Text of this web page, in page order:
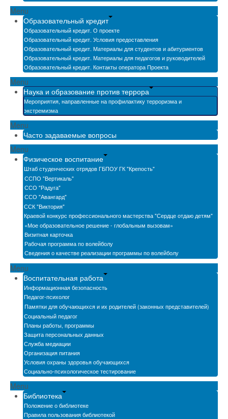
Menu
Образовательный кредит
Образовательный кредит. О проекте
Образовательный кредит. Условия предоставления
Образовательный кредит. Материалы для студентов и абитуриентов
Образовательный кредит. Материалы для педагогов и руководителей
Образовательный кредит. Контакты оператора Проекта
Menu
Наука и образование против террора
Мероприятия, направленные на профилактику терроризма и
экстремизма
Menu
Часто задаваемые вопросы
Menu
Физическое воспитание
Штаб студенческих отрядов ГБПОУ ГК "Крепость"
ССПО "Вертикаль"
ССО "Радуга"
ССО "Авангард"
ССК "Виктория"
Краевой конкурс профессионального мастерства "Сердце отдаю детям"
«Мое образовательное решение - глобальным вызовам»
Визитная карточка
Рабочая программа по волейболу
Сведения о качестве реализации программы по волейболу
Menu
Воспитательная работа
Информационная безопасность
Педагог-психолог
Памятки для обучающихся и их родителей (законных представителей)
Социальный педагог
Планы работы, программы
Защита персональных данных
Служба медиации
Организация питания
Условия охраны здоровья обучающихся
Социально-психологическое тестирование
Menu
Библиотека
Положение о библиотеке
Правила пользования библиотекой